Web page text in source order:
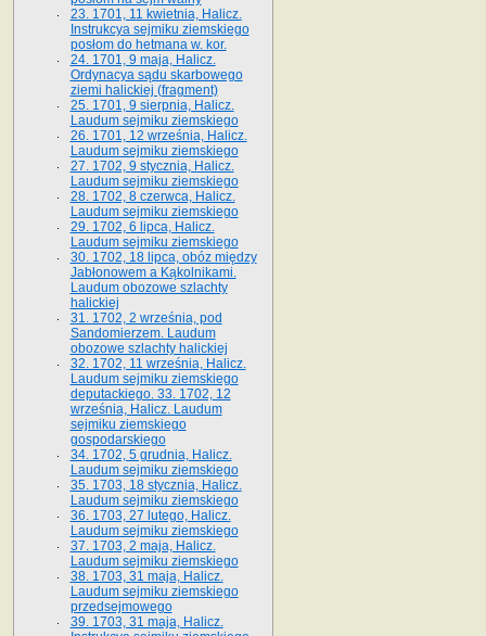
23. 1701, 11 kwietnia, Halicz.
Instrukcya sejmiku ziemskiego
posłom do hetmana w. kor.
24. 1701, 9 maja, Halicz.
Ordynacya sądu skarbowego
ziemi halickiej (fragment)
25. 1701, 9 sierpnia, Halicz.
Laudum sejmiku ziemskiego
26. 1701, 12 września, Halicz.
Laudum sejmiku ziemskiego
27. 1702, 9 stycznia, Halicz.
Laudum sejmiku ziemskiego
28. 1702, 8 czerwca, Halicz.
Laudum sejmiku ziemskiego
29. 1702, 6 lipca, Halicz.
Laudum sejmiku ziemskiego
30. 1702, 18 lipca, obóz między
Jabłonowem a Kąkolnikami.
Laudum obozowe szlachty
halickiej
31. 1702, 2 września, pod
Sandomierzem. Laudum
obozowe szlachty halickiej
32. 1702, 11 września, Halicz.
Laudum sejmiku ziemskiego
deputackiego. 33. 1702, 12
września, Halicz. Laudum
sejmiku ziemskiego
gospodarskiego
34. 1702, 5 grudnia, Halicz.
Laudum sejmiku ziemskiego
35. 1703, 18 stycznia, Halicz.
Laudum sejmiku ziemskiego
36. 1703, 27 lutego, Halicz.
Laudum sejmiku ziemskiego
37. 1703, 2 maja, Halicz.
Laudum sejmiku ziemskiego
38. 1703, 31 maja, Halicz.
Laudum sejmiku ziemskiego
przedsejmowego
39. 1703, 31 maja, Halicz.